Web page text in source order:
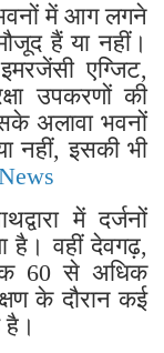
भवनों में आग लगने
हैं या नहीं।
एग्जिट,
उपकरणों की
अलावा भवनों
नहीं, इसकी भी
में दर्जनों
है। वहीं देवगढ़,
60 से अधिक
के दौरान कई
है।